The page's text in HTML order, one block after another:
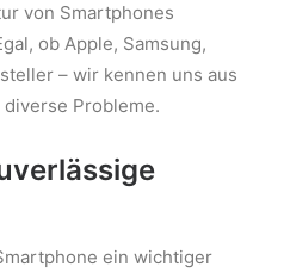
von Smartphones
ob Apple, Samsung,
– wir kennen uns aus
Probleme.
ein wichtiger